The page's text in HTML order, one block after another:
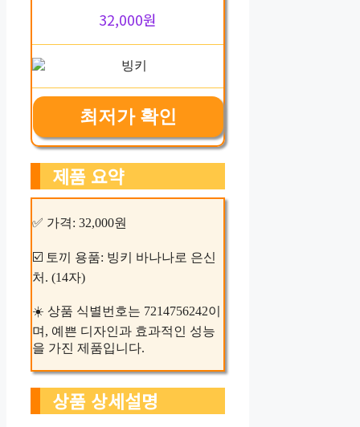
32,000원
최저가 확인
제품 요약
✅ 가격: 32,000원
☑️ 토끼 용품: 빙키 바나나로 은신
처. (14자)
☀️ 상품 식별번호는 7214756242이
며, 예쁜 디자인과 효과적인 성능
을 가진 제품입니다.
상품 상세설명